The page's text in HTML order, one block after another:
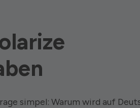
simpel: Warum wird auf